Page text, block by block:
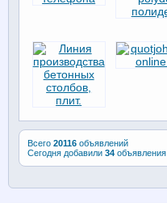
Всего 20116объявлений
Сегодня добавили 34объявления